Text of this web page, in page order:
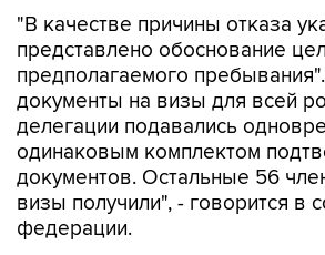
"В качестве причины отказа
представлено обоснование
предполагаемого
документы на визы для всей
делегации подавались
одинаковым комплектом
документов. Остальные 56
визы получили", - говорится в
федерации.